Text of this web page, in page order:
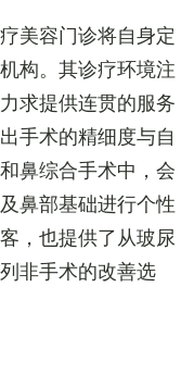
美容门诊将自身定
构。其诊疗环境注
求提供连贯的服务
手术的精细度与自
鼻综合手术中，会
鼻部基础进行个性
，也提供了从玻尿
非手术的改善选